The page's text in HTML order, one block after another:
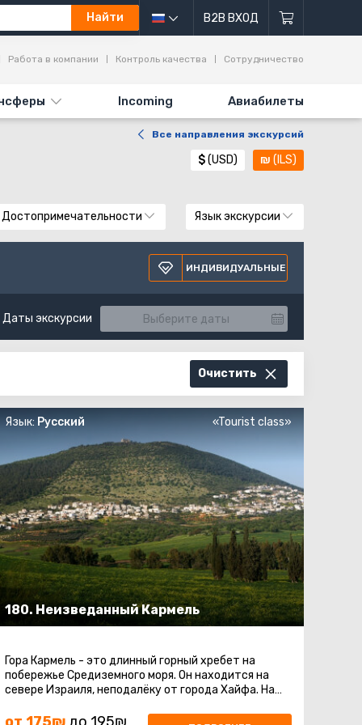
Найти B2B ВХОД
Incoming Авиабилеты
Работа в компании Контроль качества Сотрудничество
Все направления экскурсий
$(USD) ₪ (ILS)
Достопримечательности Язык экскурсии
ИНДИВИДУАЛЬНЫЕ
Даты экскурсии
Очистить
180. Неизведанный Кармель
Язык: Русский «Tourist class»
Гора Кармель - это длинный горный хребет на
побережье Средиземного моря. Он находится на
севере Израиля, неподалёку от города Хайфа. На